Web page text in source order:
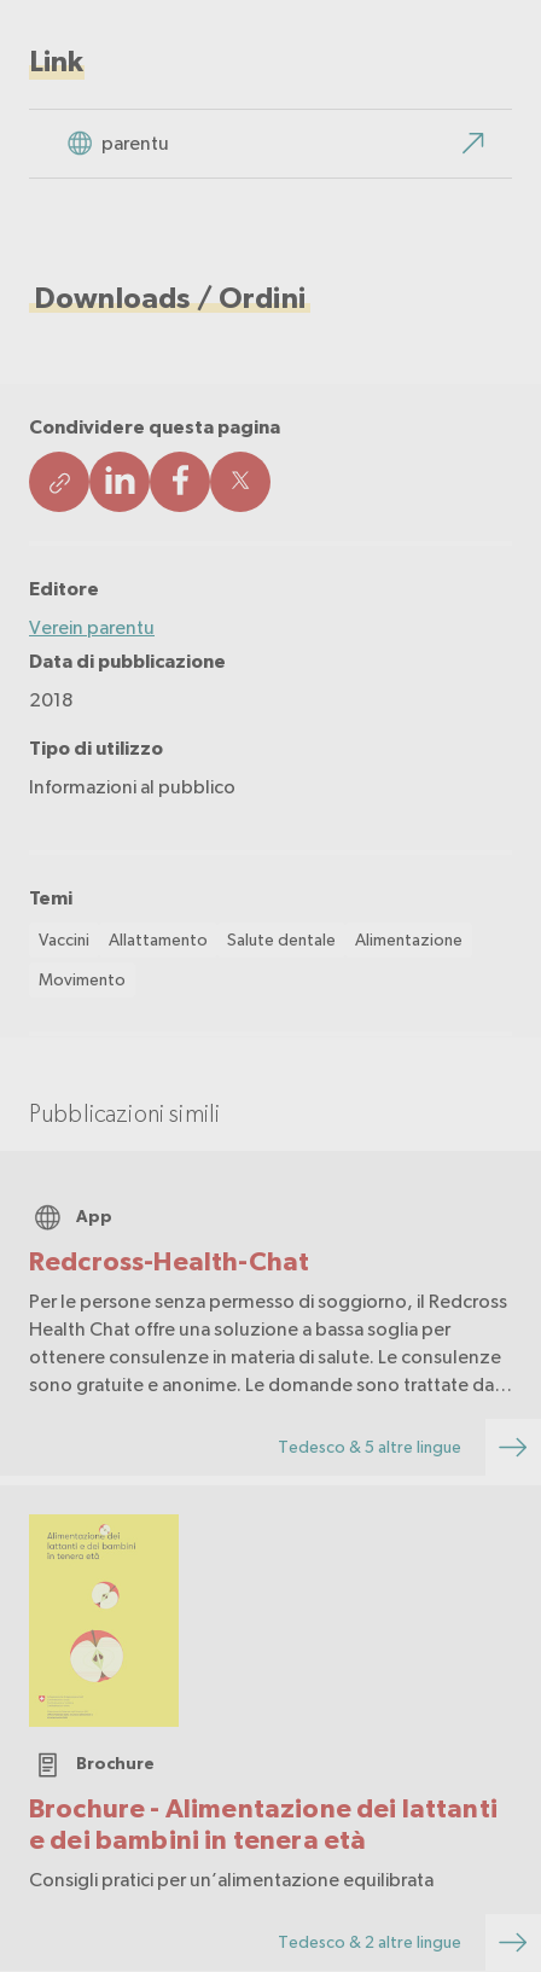
Link
parentu
Downloads / Ordini
Condividere questa pagina
Editore
Verein parentu
Data di pubblicazione
2018
Tipo di utilizzo
Informazioni al pubblico
Temi
Vaccini Allattamento Salute dentale Alimentazione
Movimento
Pubblicazioni simili
Redcross-Health-Chat
App
Per le persone senza permesso di soggiorno, il Redcross
Health Chat offre una soluzione a bassa soglia per
ottenere consulenze in materia di salute. Le consulenze
sono gratuite e anonime. Le domande sono trattate da
Tedesco & 5 altre lingue
Brochure - Alimentazione dei lattanti
e dei bambini in tenera età
Brochure
Consigli pratici per un’alimentazione equilibrata
Tedesco & 2 altre lingue